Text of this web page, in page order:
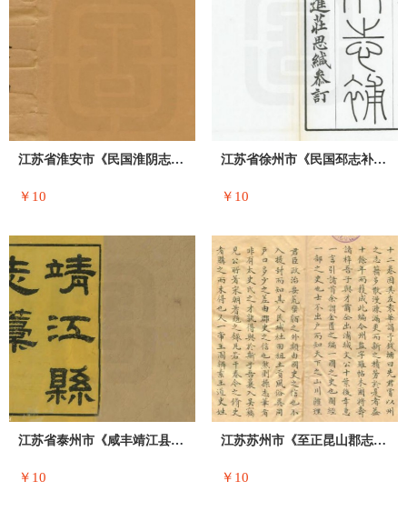
江苏省淮安市《民国淮阴志征访稿》八卷 徐
￥10
江苏省徐州市《民国邳志补》二十六卷 窦鸿
￥10
江苏省泰州市《咸丰靖江县志稿》十六卷 于
￥10
江苏苏州市《至正昆山郡志》清抄本 六卷
￥10